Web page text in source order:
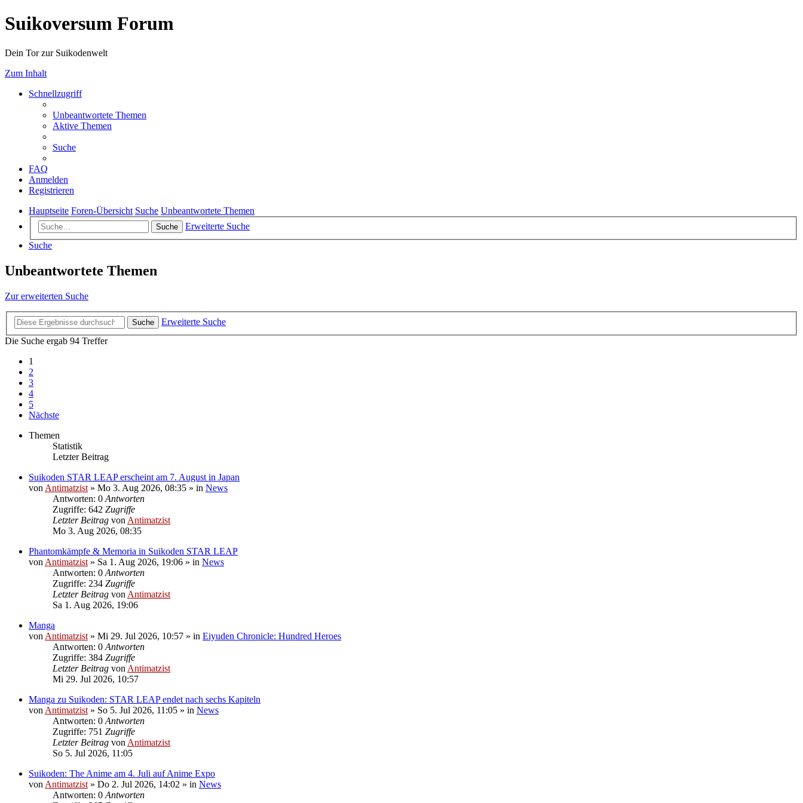
Suikoversum Forum
Dein Tor zur Suikodenwelt
Zum Inhalt
Schnellzugriff
Unbeantwortete Themen
Aktive Themen
Suche
FAQ
Anmelden
Registrieren
Hauptseite Foren-Übersicht Suche Unbeantwortete Themen
Suche
Erweiterte Suche
Suche
Unbeantwortete Themen
Zur erweiterten Suche
Suche
Erweiterte Suche
Die Suche ergab 94 Treffer
1
2
3
4
5
Nächste
Themen
Statistik
Letzter Beitrag
Suikoden STAR LEAP erscheint am 7. August in Japan
von Antimatzist » Mo 3. Aug 2026, 08:35 » in News
Antworten: 0 Antworten
Zugriffe: 642 Zugriffe
Letzter Beitrag von Antimatzist
Mo 3. Aug 2026, 08:35
Phantomkämpfe & Memoria in Suikoden STAR LEAP
von Antimatzist » Sa 1. Aug 2026, 19:06 » in News
Antworten: 0 Antworten
Zugriffe: 234 Zugriffe
Letzter Beitrag von Antimatzist
Sa 1. Aug 2026, 19:06
Manga
von Antimatzist » Mi 29. Jul 2026, 10:57 » in Eiyuden Chronicle: Hundred Heroes
Antworten: 0 Antworten
Zugriffe: 384 Zugriffe
Letzter Beitrag von Antimatzist
Mi 29. Jul 2026, 10:57
Manga zu Suikoden: STAR LEAP endet nach sechs Kapiteln
von Antimatzist » So 5. Jul 2026, 11:05 » in News
Antworten: 0 Antworten
Zugriffe: 751 Zugriffe
Letzter Beitrag von Antimatzist
So 5. Jul 2026, 11:05
Suikoden: The Anime am 4. Juli auf Anime Expo
von Antimatzist » Do 2. Jul 2026, 14:02 » in News
Antworten: 0 Antworten